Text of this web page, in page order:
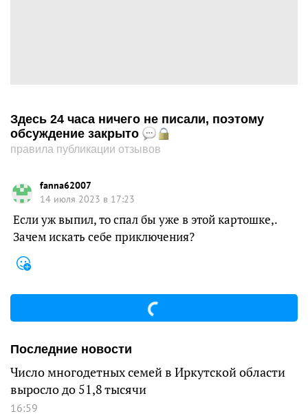
Здесь 24 часа ничего не писали, поэтому
обсуждение закрыто
правила публикации отзывов
fanna62007
14 июля 2023 в 17:23
Если уж выпил, то спал бы уже в этой картошке,.
Зачем искать себе приключения?
Последние новости
Число многодетных семей в Иркутской области
выросло до 51,8 тысячи
16:59